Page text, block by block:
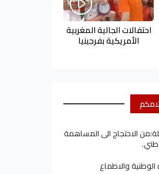
احتفالات الجالية المغربية
الأمريكية بفرجينيا
الاحتجاج الى المساهمة
الوطنية والاطماع